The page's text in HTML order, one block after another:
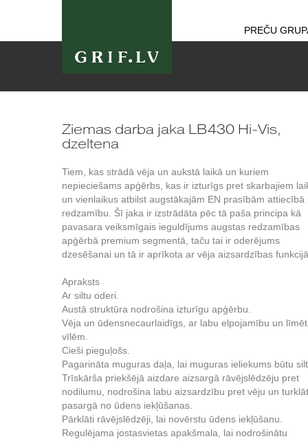
PREČU
Ziemas darba jaka LB430 Hi-Vis,
dzeltena
Tiem, kas strādā vēja un aukstā laikā un kuriem
nepieciešams apģērbs, kas ir izturīgs pret skarbajiem
un vienlaikus atbilst augstākajām EN prasībām attiecībā
redzamību. Šī jaka ir izstrādāta pēc tā paša principa kā
pavasara veiksmīgais ieguldījums augstas redzamības
apģērbā premium segmentā, taču tai ir oderējums
dzesēšanai un tā ir aprīkota ar vēja aizsardzības
Apraksts
Ar siltu oderi.
Austā struktūra nodrošina izturīgu apģērbu.
Vēja un ūdensnecaurlaidīgs, ar labu elpojamību un
vīlēm.
Cieši pieguļošs.
Pagarināta muguras daļa, lai muguras ieliekums būtu
Trīskārša priekšējā aizdare aizsargā rāvējslēdzēju pret
nodilumu, nodrošina labu aizsardzību pret vēju un turklāt
pasargā no ūdens iekļūšanas.
Pārklāti rāvējslēdzēji, lai novērstu ūdens iekļūšanu.
Regulējama jostasvietas apakšmala, lai nodrošinātu